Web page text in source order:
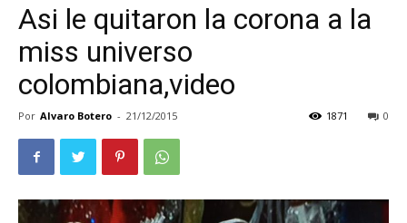
Notiloco
de
Asi le quitaron la corona a la
miss universo
colombiana,video
Por Alvaro Botero - 21/12/2015 0
1871